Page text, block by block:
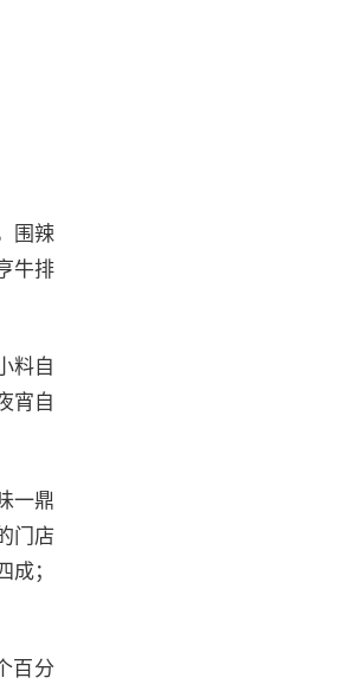
围辣
牛排
料自
宵自
一鼎
门店
；
百分